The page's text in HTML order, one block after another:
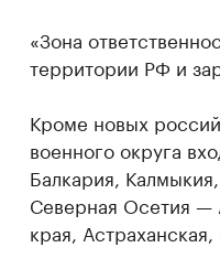
«Зона
территории РФ и
Кроме новых
военного округа
Балкария,
Северная Осетия —
края,